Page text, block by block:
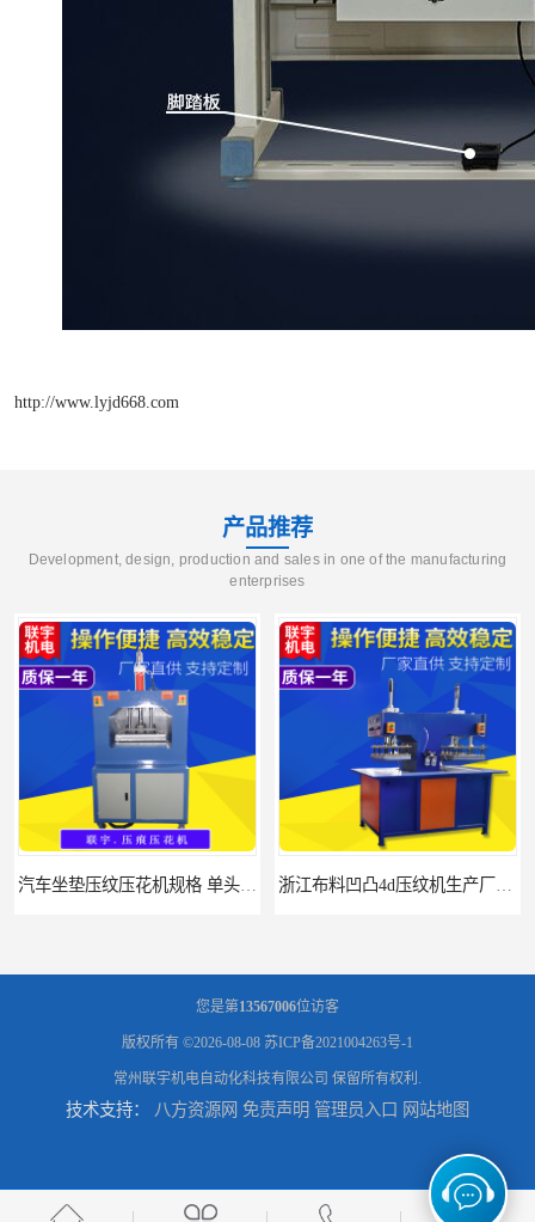
http://www.lyjd668.com
产品推荐
Development, design, production and sales in one of the manufacturing
enterprises
面料凹凸压纹机厂家 毛巾干发巾压标压logo设备 性能稳定 浙江布料凹凸4d压纹机厂家 服装针织布料凹凸压纹机 性能稳定
您是第13567006位访客
版权所有 ©2026-08-08 苏ICP备2021004263号-1
常州联宇机电自动化科技有限公司 保留所有权利.
技术支持： 八方资源网 免责声明 管理员入口 网站地图